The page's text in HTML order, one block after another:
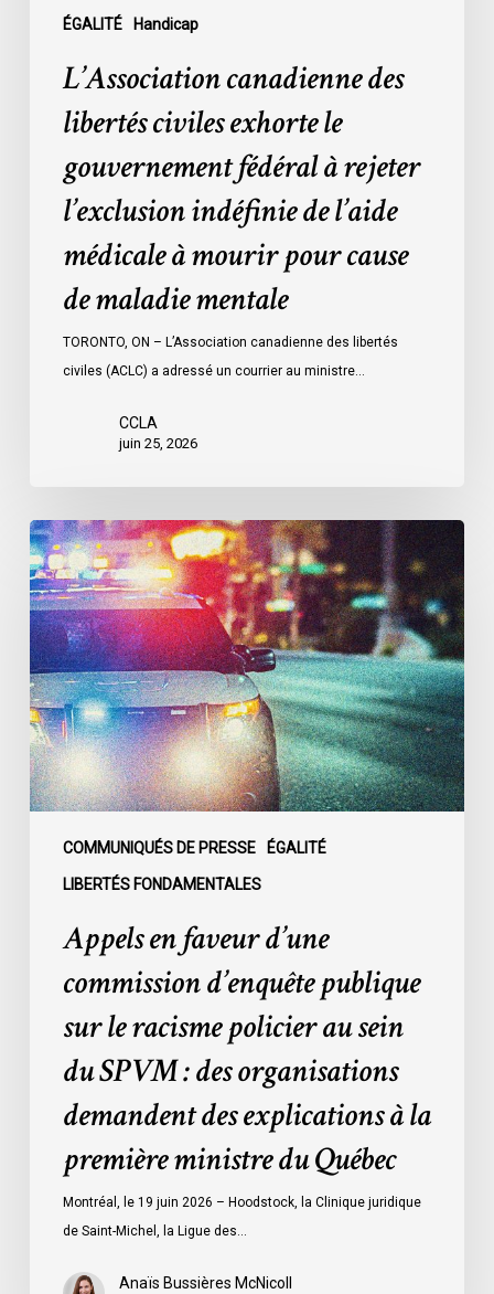
ÉGALITÉ Handicap
l’exclusion
l’aide
médicale
mourir
cause
maladie
mentale
L’Association canadienne des
libertés civiles exhorte le
gouvernement fédéral à rejeter
l’exclusion indéfinie de l’aide
médicale à mourir pour cause
de maladie mentale
TORONTO, ON – L’Association canadienne des libertés
civiles (ACLC) a adressé un courrier au ministre…
CCLA
juin 25, 2026
COMMUNIQUÉS DE PRESSE ÉGALITÉ
LIBERTÉS FONDAMENTALES
Appels
en
faveur
d’une
commission
d’enquête
publique
sur
le
racisme
SPVM
organisations
explications
première
ministre
Québec
Appels en faveur d’une
commission d’enquête publique
sur le racisme policier au sein
du SPVM : des organisations
demandent des explications à la
première ministre du Québec
Montréal, le 19 juin 2026 – Hoodstock, la Clinique juridique
de Saint-Michel, la Ligue des…
Anaïs Bussières McNicoll